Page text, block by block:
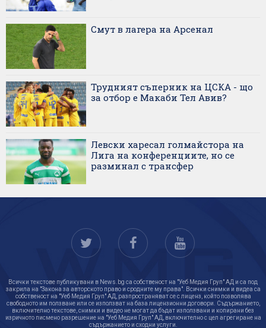
Смут в лагера на Арсенал
Трудният съперник на ЦСКА - що
за отбор е Макаби Тел Авив?
Левски харесал голмайстора на
Лига на конференциите, но се
разминал с трансфер
Всички текстове публикувани в News.bg са собственост на "Уеб Медия Груп" АД и са под
закрила на "Закона за авторското право и сродните му права". Всички снимки и видеа са
собственост на "Уеб Медия Груп" АД, разпространяват се с лиценз, който позволява
свободното им ползване или се използват на база лицензионни договори. Съдържанието,
включително текстове, снимки и видео не могат да бъдат използвани и копирани без
изричното писмено разрешение на "Уеб Медия Груп" АД, включително с цел агрегиране на
съдържанието и сходни услуги.